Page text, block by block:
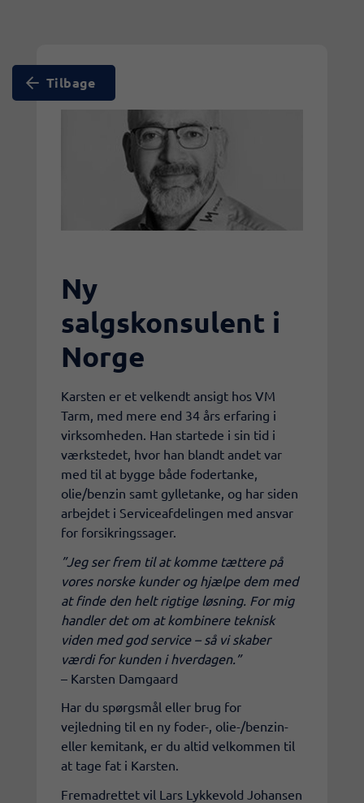
Tilbage
Ny
salgskonsulent i
Norge
Karsten er et velkendt ansigt hos VM
Tarm, med mere end 34 års erfaring i
virksomheden. Han startede i sin tid i
værkstedet, hvor han blandt andet var
med til at bygge både fodertanke,
olie/benzin samt gylletanke, og har siden
arbejdet i Serviceafdelingen med ansvar
for forsikringssager.
”Jeg ser frem til at komme tættere på
vores norske kunder og hjælpe dem med
at finde den helt rigtige løsning. For mig
handler det om at kombinere teknisk
viden med god service – så vi skaber
værdi for kunden i hverdagen.”
– Karsten Damgaard
​Har du spørgsmål eller brug for
vejledning til en ny foder-, olie-/benzin-
eller kemitank, er du altid velkommen til
at tage fat i Karsten.
​Fremadrettet vil Lars Lykkevold Johansen